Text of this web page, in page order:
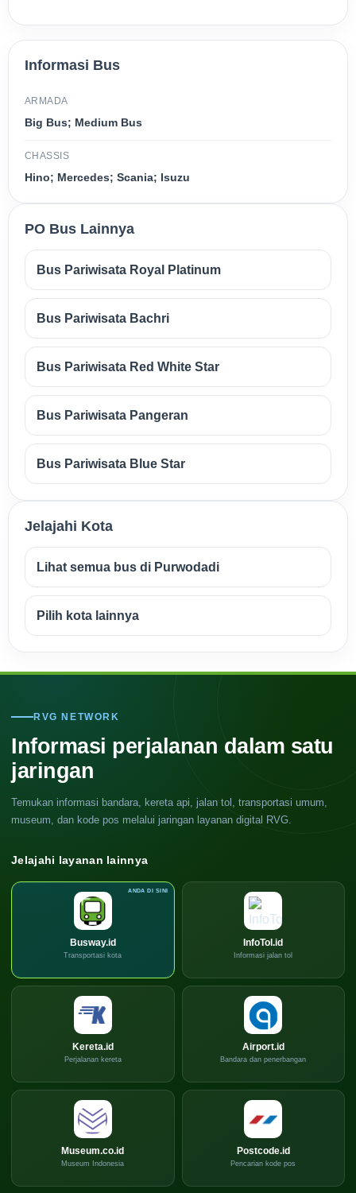
Informasi Bus
ARMADA
Big Bus; Medium Bus
CHASSIS
Hino; Mercedes; Scania; Isuzu
PO Bus Lainnya
Bus Pariwisata Royal Platinum
Bus Pariwisata Bachri
Bus Pariwisata Red White Star
Bus Pariwisata Pangeran
Bus Pariwisata Blue Star
Jelajahi Kota
Lihat semua bus di Purwodadi
Pilih kota lainnya
RVG NETWORK
Informasi perjalanan dalam satu
jaringan
Temukan informasi bandara, kereta api, jalan tol, transportasi umum,
museum, dan kode pos melalui jaringan layanan digital RVG.
Jelajahi layanan lainnya
Busway.id
Transportasi kota
InfoTol.id
Informasi jalan tol
Kereta.id
Perjalanan kereta
Airport.id
Bandara dan penerbangan
Museum.co.id
Museum Indonesia
Postcode.id
Pencarian kode pos